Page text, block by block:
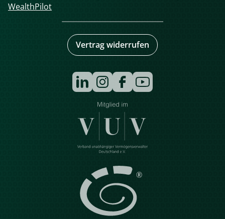
WealthPilot
Vertrag widerrufen
Navigation
überspringen